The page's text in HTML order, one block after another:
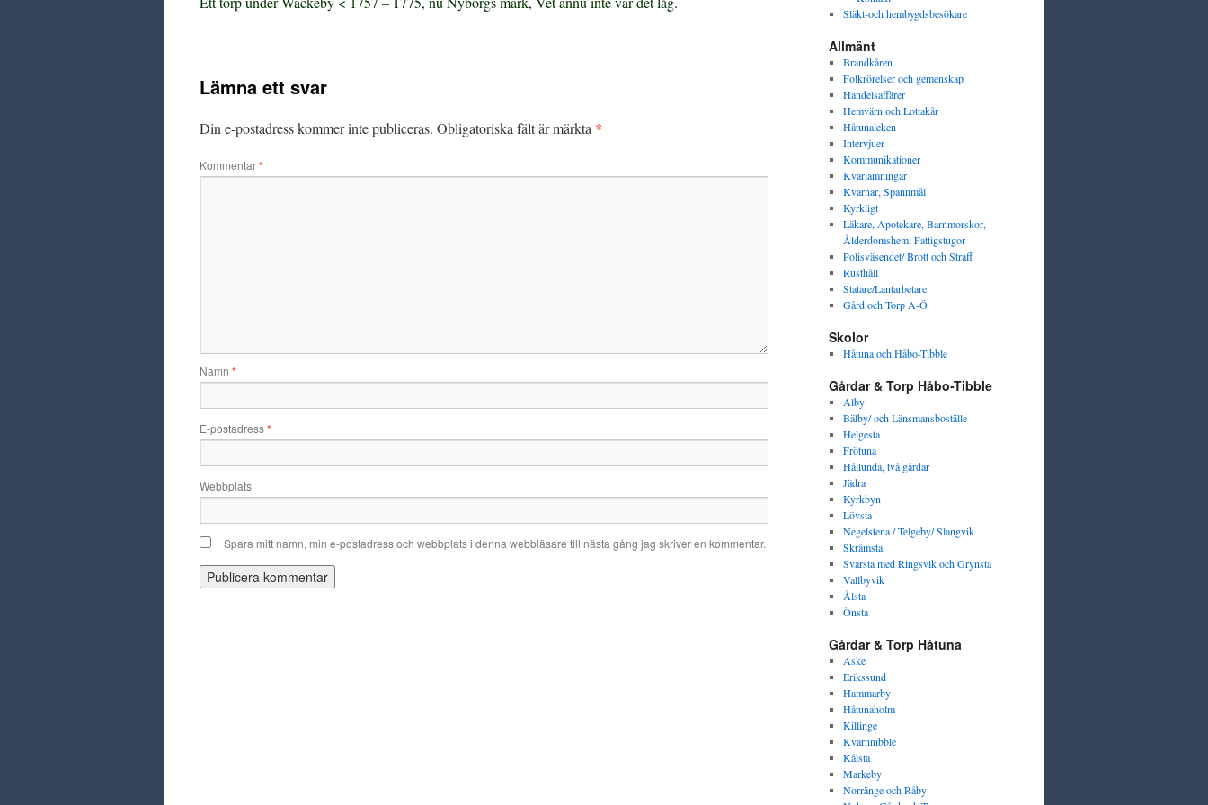
Lämna ett svar
Din e-postadress kommer inte publiceras. Obligatoriska fält är märkta *
Kommentar*
Namn *
E-postadress*
Webbplats
Spara mitt namn, min e-postadress och webbplats i denna webbläsare till nästa gång jag skriver en kommentar.
Släkt-och hembygdsbesökare
Allmänt
Brandkåren
Folkrörelser och gemenskap
Handelsaffärer
Hemvärn och Lottakår
Håtunaleken
Intervjuer
Kommunikationer
Kvarlämningar
Kvarnar, Spannmål
Kyrkligt
Läkare, Apotekare, Barnmorskor,
Ålderdomshem, Fattigstugor
Polisväsendet/ Brott och Straff
Rusthåll
Statare/Lantarbetare
Gård och Torp A-Ö
Skolor
Håtuna och Håbo-Tibble
Gårdar & Torp Håbo-Tibble
Alby
Bälby/ och Länsmansboställe
Helgesta
Frötuna
Hållunda, två gårdar
Jädra
Kyrkbyn
Lövsta
Negelstena / Telgeby/ Slangvik
Skråmsta
Svarsta med Ringsvik och Grynsta
Vallbyvik
Ålsta
Önsta
Gårdar & Torp Håtuna
Aske
Erikssund
Hammarby
Håtunaholm
Killinge
Kvarnnibble
Kålsta
Markeby
Norränge och Råby